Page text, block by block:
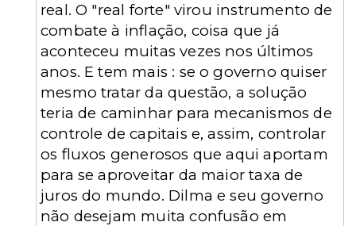
real. O "real forte" virou instrumento de
combate à inflação, coisa que já
aconteceu muitas vezes nos últimos
anos. E tem mais : se o governo quiser
mesmo tratar da questão, a solução
teria de caminhar para mecanismos de
controle de capitais e, assim, controlar
os fluxos generosos que aqui aportam
para se aproveitar da maior taxa de
juros do mundo. Dilma e seu governo
não desejam muita confusão em